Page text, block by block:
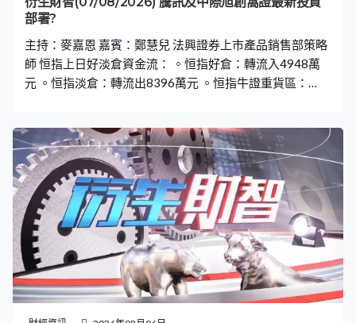
部署?
主持：麥嘉恩 嘉賓：鄭慧兒 法興證券上市產品銷售部策略
師 恒指上日好淡倉資金流： 。恒指好倉：轉流入4948萬
元 。恒指淡倉：轉流出8396萬元 。恒指牛證重貨區：